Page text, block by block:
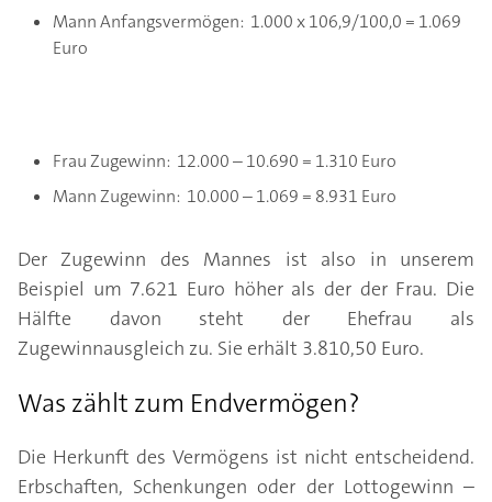
Mann Anfangsvermögen: 1.000 x 106,9/100,0 = 1.069
Euro
Frau Zugewinn: 12.000 – 10.690 = 1.310 Euro
Mann Zugewinn: 10.000 – 1.069 = 8.931 Euro
Der Zugewinn des Mannes ist also in unserem
Beispiel um 7.621 Euro höher als der der Frau. Die
Hälfte davon steht der Ehefrau als
Zugewinnausgleich zu. Sie erhält 3.810,50 Euro.
Was zählt zum Endvermögen?
Die Herkunft des Vermögens ist nicht entscheidend.
Erbschaften, Schenkungen oder der Lottogewinn –